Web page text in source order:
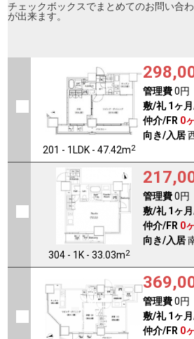
チェックボックスでまとめてのお問い合
が出来ます。
201 - 1LDK - 47.42m2
管理費0円
敷/礼 1ヶ月
仲介/FR 0
向き/入居
304 - 1K - 33.03m2
管理費0円
敷/礼 1ヶ月
仲介/FR 0
向き/入居
管理費0円
敷/礼 1ヶ月
仲介/FR 0